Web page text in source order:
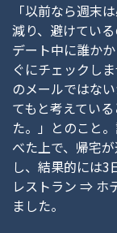
「以前なら週末
減り、避けてい
デート中に誰か
ぐにチェックし
のメールではな
てもと考えてい
た。」とのこと
べた上で、帰宅
し、結果的には3
レストラン ⇒ ホ
ました。